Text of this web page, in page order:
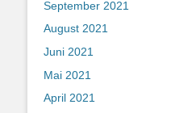
September 2021
August 2021
Juni 2021
Mai 2021
April 2021